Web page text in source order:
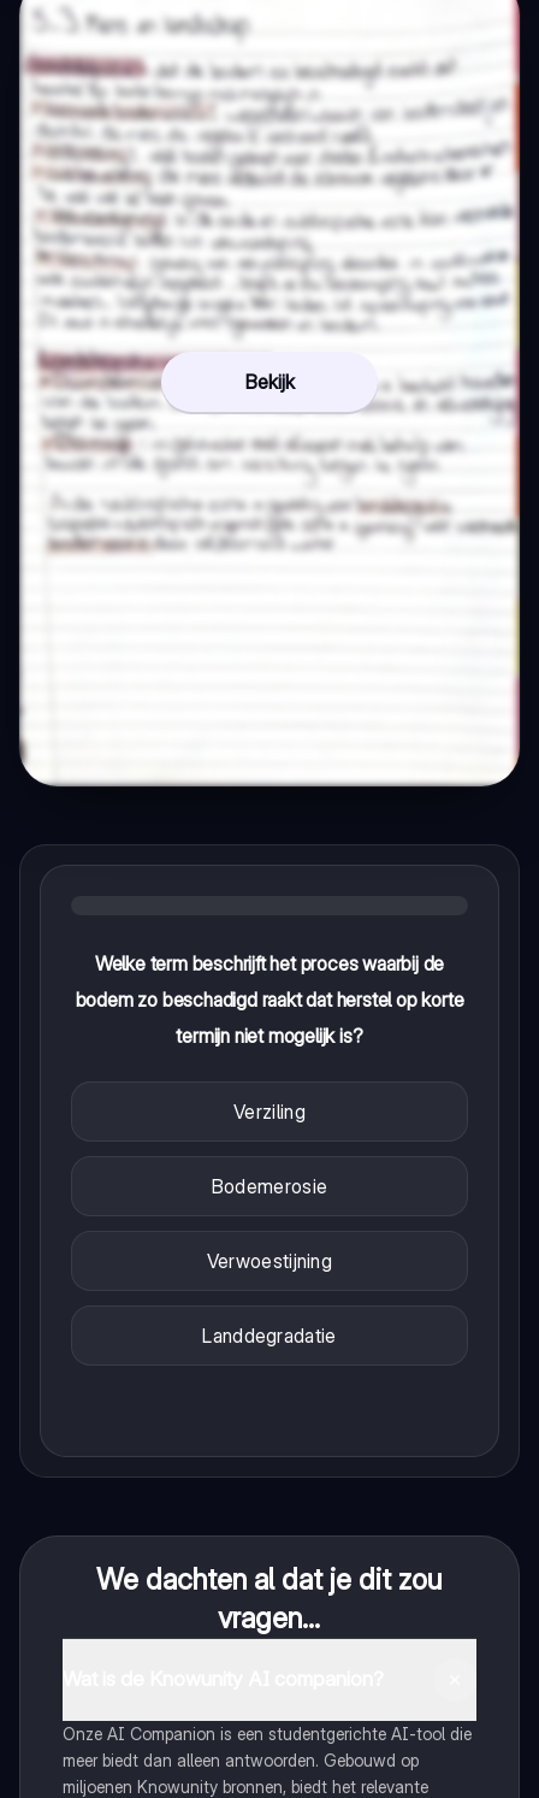
Bekijk
Welke term beschrijft het proces waarbij de
bodem zo beschadigd raakt dat herstel op korte
termijn niet mogelijk is?
Verziling
Bodemerosie
Verwoestijning
Landdegradatie
We dachten al dat je dit zou
vragen...
Onze AI Companion is een studentgerichte AI-tool die
meer biedt dan alleen antwoorden. Gebouwd op
miljoenen Knowunity bronnen, biedt het relevante